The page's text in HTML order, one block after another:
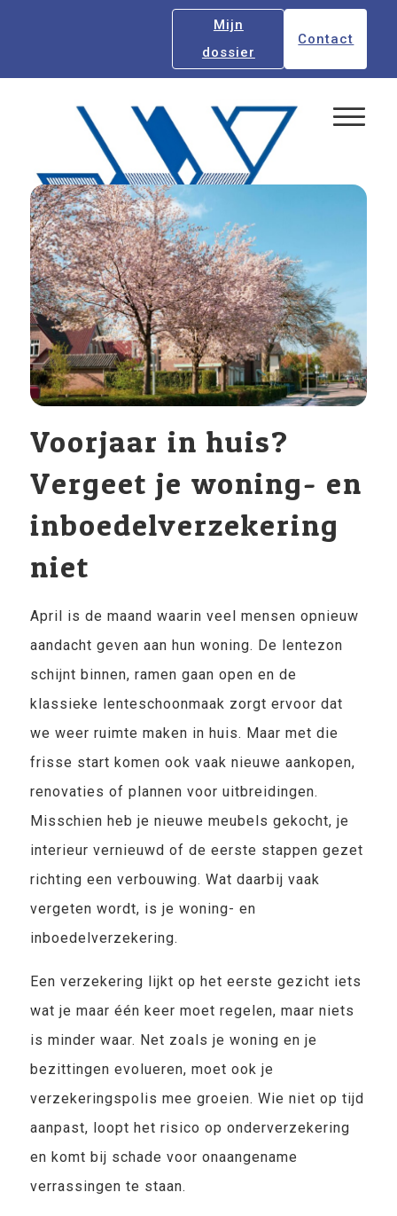
Mijn
dossier
Contact
Voorjaar in huis?
Vergeet je woning- en
inboedelverzekering
niet
April is de maand waarin veel mensen opnieuw
aandacht geven aan hun woning. De lentezon
schijnt binnen, ramen gaan open en de
klassieke lenteschoonmaak zorgt ervoor dat
we weer ruimte maken in huis. Maar met die
frisse start komen ook vaak nieuwe aankopen,
renovaties of plannen voor uitbreidingen.
Misschien heb je nieuwe meubels gekocht, je
interieur vernieuwd of de eerste stappen gezet
richting een verbouwing. Wat daarbij vaak
vergeten wordt, is je woning- en
inboedelverzekering.
Een verzekering lijkt op het eerste gezicht iets
wat je maar één keer moet regelen, maar niets
is minder waar. Net zoals je woning en je
bezittingen evolueren, moet ook je
verzekeringspolis mee groeien. Wie niet op tijd
aanpast, loopt het risico op onderverzekering
en komt bij schade voor onaangename
verrassingen te staan.